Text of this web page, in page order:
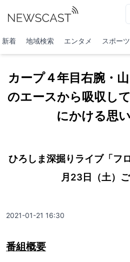
新着 地域検索 エンタメ スポーツ
カープ４年目右腕・
のエースから吸収し
にかける思
ひろしま深掘りライブ「フ
月23日（土）
2021-01-21 16:30
番組概要